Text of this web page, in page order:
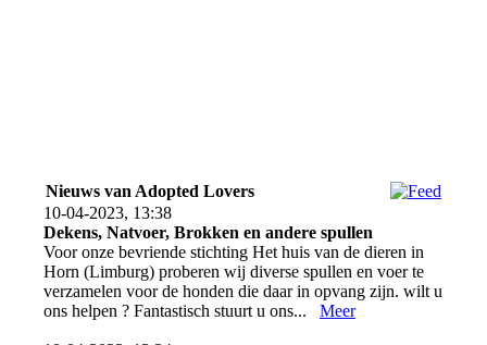
Nieuws van Adopted Lovers
10-04-2023, 13:38
Dekens, Natvoer, Brokken en andere spullen
Voor onze bevriende stichting Het huis van de dieren in
Horn (Limburg) proberen wij diverse spullen en voer te
verzamelen voor de honden die daar in opvang zijn. wilt u
ons helpen ? Fantastisch stuurt u ons... Meer